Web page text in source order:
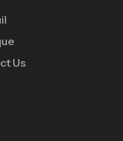
– 7Nutrition
Us